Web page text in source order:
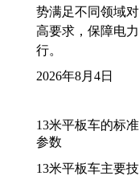
势满足不同领域
高要求，保障电
行。
2026年8月4日
13米平板车的标
参数
13米平板车主要